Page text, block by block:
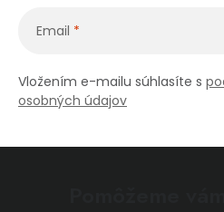
Email
Vložením e-mailu súhlasíte s
osobných údajov